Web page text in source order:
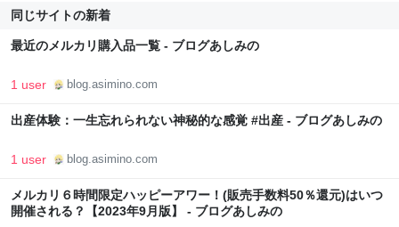
同じサイトの新着
最近のメルカリ購入品一覧 - ブログあしみの
1 user blog.asimino.com
出産体験：一生忘れられない神秘的な感覚 #出産 - ブログあしみの
1 user blog.asimino.com
メルカリ６時間限定ハッピーアワー！(販売手数料50％還元)はいつ
開催される？【2023年9月版】 - ブログあしみの